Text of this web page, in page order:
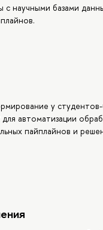
научными базами
у
автоматизации
пайплайнов и